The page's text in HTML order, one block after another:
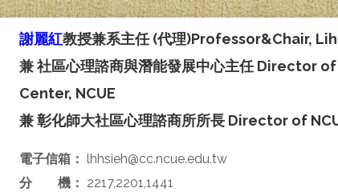
謝麗紅教授兼系主任 (代理)Professor&Chair,
兼 社區心理諮商與潛能發展中心主任
Center, NCUE
兼 彰化師大社區心理諮商所所長 Director of
電子信箱： lhhsieh@cc.ncue.edu.tw
分 機： 2217,2201,1441